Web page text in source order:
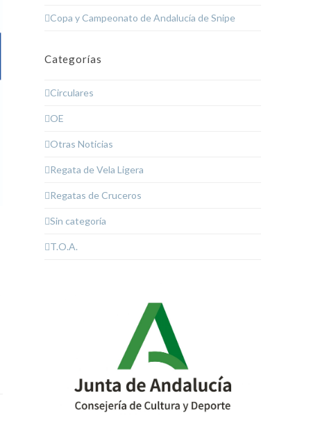
Copa y Campeonato de Andalucía de Snipe
Categorías
Circulares
OE
Otras Noticias
Regata de Vela Ligera
Regatas de Cruceros
Sin categoría
T.O.A.